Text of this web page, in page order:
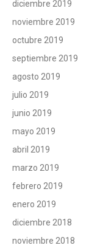
diciembre 2019
noviembre 2019
octubre 2019
septiembre 2019
agosto 2019
julio 2019
junio 2019
mayo 2019
abril 2019
marzo 2019
febrero 2019
enero 2019
diciembre 2018
noviembre 2018